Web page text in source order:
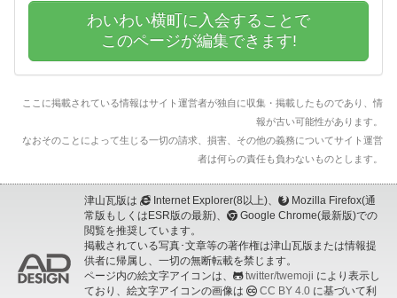
わいわい横町に入会することで
このページが編集できます!
ここに掲載されている情報はサイト運営者が独自に収集・掲載したものであり、情
報が古い可能性があります。
なおそのことによって生じる一切の請求、損害、その他の義務についてサイト運営
者は何らの責任も負わないものとします。
津山瓦版は Internet Explorer(8以上)、
Mozilla Firefox(通
常版もしくはESR版の最新)、
Google Chrome(最新版)での
閲覧を推奨しています。
掲載されている写真･文章等の著作権は津山瓦版または情報提
供者に帰属し、一切の無断転載を禁じます。
ページ内の絵文字アイコンは、
twitter/twemoji により表示し
ており、絵文字アイコンの画像は
CC BY 4.0 に基づいて利